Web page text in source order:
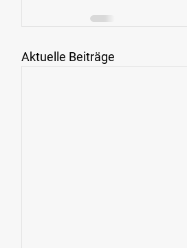
Aktuelle Beiträge